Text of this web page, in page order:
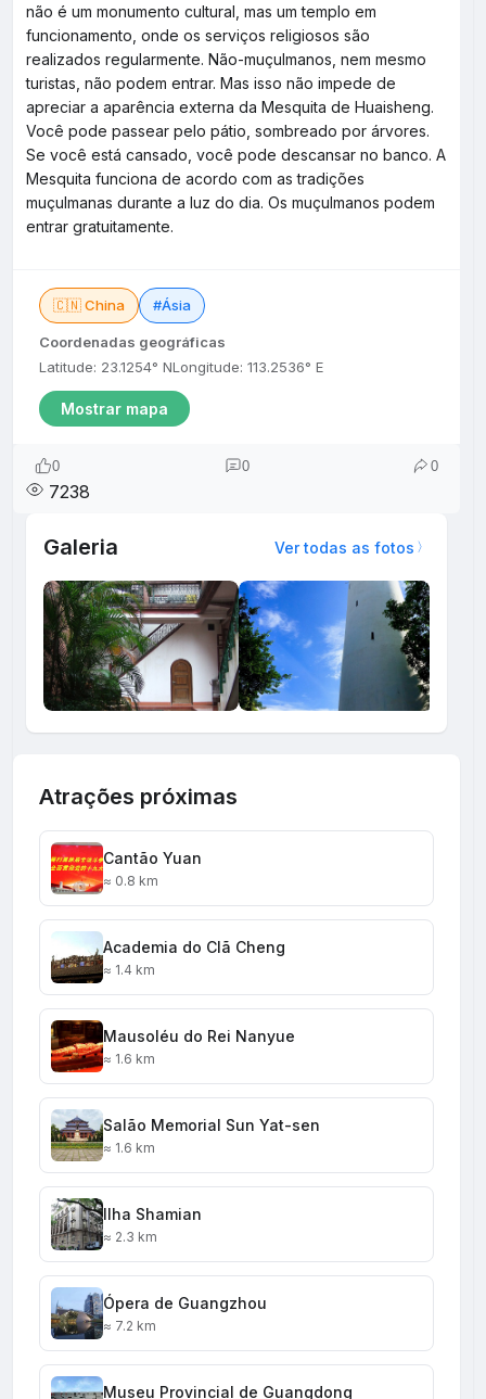
não é um monumento cultural, mas um templo em
funcionamento, onde os serviços religiosos são
realizados regularmente. Não-muçulmanos, nem mesmo
turistas, não podem entrar. Mas isso não impede de
apreciar a aparência externa da Mesquita de Huaisheng.
Você pode passear pelo pátio, sombreado por árvores.
Se você está cansado, você pode descansar no banco. A
Mesquita funciona de acordo com as tradições
muçulmanas durante a luz do dia. Os muçulmanos podem
entrar gratuitamente.
🇨🇳 China #Ásia
Coordenadas geográficas
Latitude: 23.1254° NLongitude: 113.2536° E
Mostrar mapa
0 0 0
7238
Galeria Ver todas as fotos
Atrações próximas
Cantão Yuan
≈ 0.8 km
Academia do Clã Cheng
≈ 1.4 km
Mausoléu do Rei Nanyue
≈ 1.6 km
Salão Memorial Sun Yat-sen
≈ 1.6 km
Ilha Shamian
≈ 2.3 km
Ópera de Guangzhou
≈ 7.2 km
Museu Provincial de Guangdong